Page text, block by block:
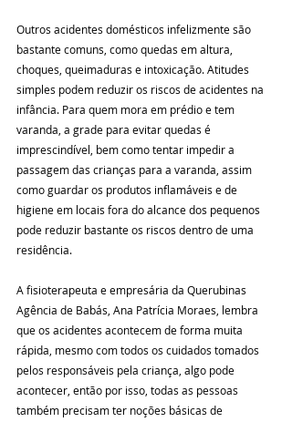
Outros acidentes domésticos infelizmente são
bastante comuns, como quedas em altura,
choques, queimaduras e intoxicação. Atitudes
simples podem reduzir os riscos de acidentes na
infância. Para quem mora em prédio e tem
varanda, a grade para evitar quedas é
imprescindível, bem como tentar impedir a
passagem das crianças para a varanda, assim
como guardar os produtos inflamáveis e de
higiene em locais fora do alcance dos pequenos
pode reduzir bastante os riscos dentro de uma
residência.
A fisioterapeuta e empresária da Querubinas
Agência de Babás, Ana Patrícia Moraes, lembra
que os acidentes acontecem de forma muita
rápida, mesmo com todos os cuidados tomados
pelos responsáveis pela criança, algo pode
acontecer, então por isso, todas as pessoas
também precisam ter noções básicas de